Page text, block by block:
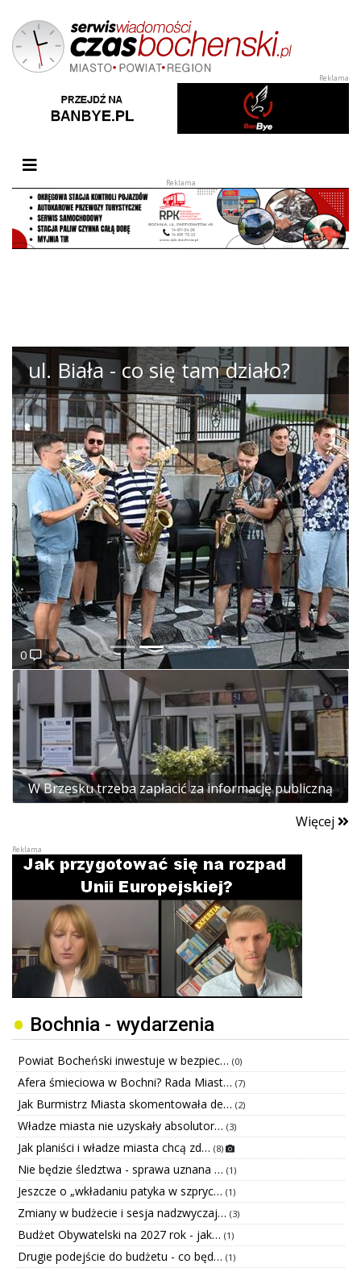
Przełącz nawigację
ul. Biała - co się tam działo?
0
Poprzedni
W Brzesku trzeba zapłacić za informację publiczną
Więcej
Bochnia - wydarzenia
Powiat Bocheński inwestuje w bezpiec… (0)
Afera śmieciowa w Bochni? Rada Miast… (7)
Jak Burmistrz Miasta skomentowała de… (2)
Władze miasta nie uzyskały absolutor… (3)
Jak planiści i władze miasta chcą zd… (8)
Nie będzie śledztwa - sprawa uznana … (1)
Jeszcze o „wkładaniu patyka w szpryc… (1)
Zmiany w budżecie i sesja nadzwyczaj… (3)
Budżet Obywatelski na 2027 rok - jak… (1)
Drugie podejście do budżetu - co będ… (1)